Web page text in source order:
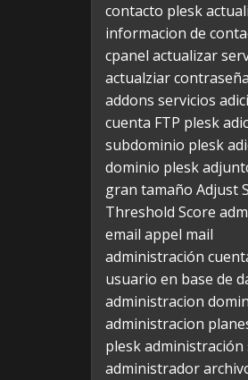
contacto plesk
informacion de
cpanel actualizar
actualziar
addons servicios
cuenta FTP plesk
subdominio plesk
dominio plesk
gran tamaño Adjust
Threshold Score
email appel mail
administración
usuario en base de
administracion
administracion
pleskadministración
administrador